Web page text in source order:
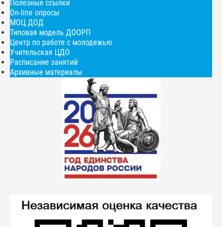
Полезные ссылки
On-line опросы
МОЦ ДОД
Типовая модель ДООРП
Центр по работе с молодежью
Учительская ЦДО
Расписание занятий
Архивные материалы